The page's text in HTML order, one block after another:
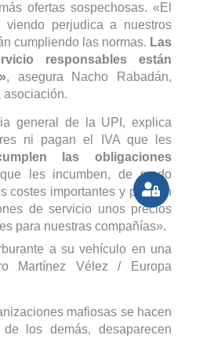
ofertas sospechosas. «El
viendo perjudica a nuestros
cumpliendo las normas. Las
responsables están
, asegura Nacho Rabadán,
asociación.
general de la UPI, explica
ni pagan el IVA que les
las obligaciones
les incumben, de modo
costes importantes y pueden
de servicio unos precios
para nuestras compañías».
a su vehículo en una
Martínez Vélez / Europa
mafiosas se hacen
los demás, desaparecen